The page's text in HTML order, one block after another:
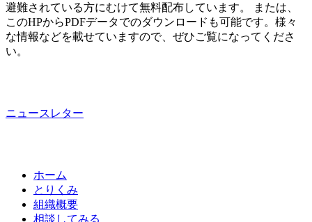
避難されている方にむけて無料配布しています。 または、
このHPからPDFデータでのダウンロードも可能です。様々
な情報などを載せていますので、ぜひご覧になってくださ
い。
ニュースレター
ホーム
とりくみ
組織概要
相談してみる